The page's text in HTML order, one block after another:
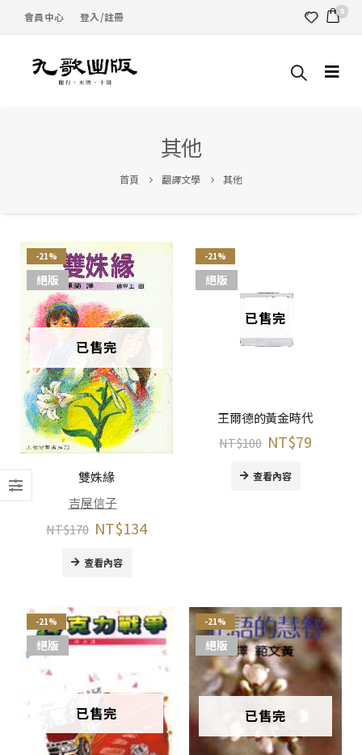
會員中心 登入/註冊 0
其他
首頁 翻譯文學 其他
-21%
已售完
絕版
雙姝緣
吉屋信子
NT$170 NT$134
查看內容
-21%
已售完
絕版
王爾德的黃金時代
NT$100 NT$79
查看內容
-21%
已售完
絕版
-21%
已售完
絕版